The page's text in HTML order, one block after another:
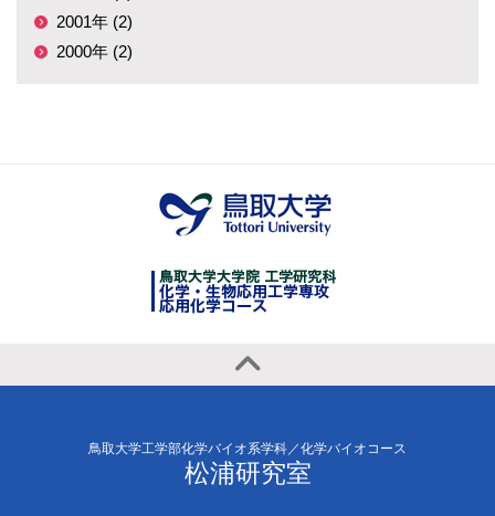
2001年 (2)
2000年 (2)
鳥取大学工学部化学バイオ系学科／化学バイオコース
松浦研究室